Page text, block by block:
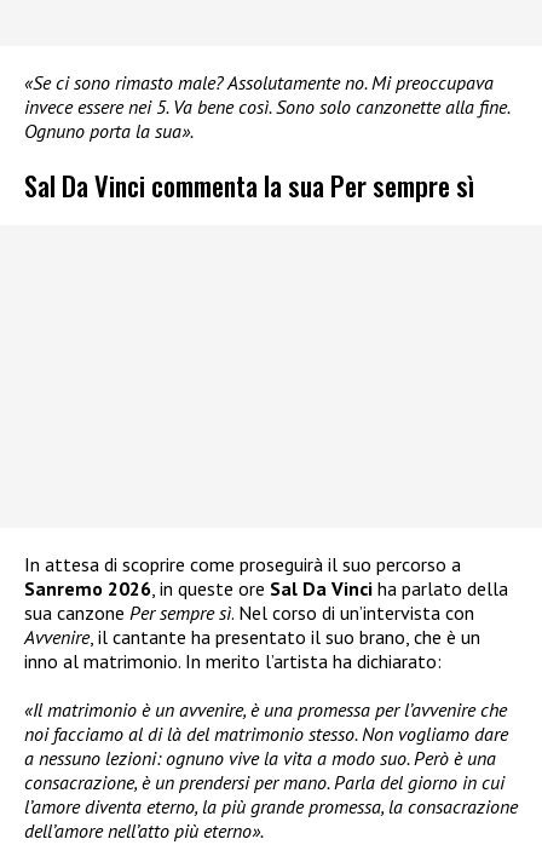
«Se ci sono rimasto male? Assolutamente no. Mi preoccupava
invece essere nei 5. Va bene così. Sono solo canzonette alla fine.
Ognuno porta la sua».
Sal Da Vinci commenta la sua Per sempre sì
In attesa di scoprire come proseguirà il suo percorso a
Sanremo 2026, in queste ore Sal Da Vinci ha parlato della
sua canzone Per sempre sì. Nel corso di un’intervista con
Avvenire, il cantante ha presentato il suo brano, che è un
inno al matrimonio. In merito l’artista ha dichiarato:
«Il matrimonio è un avvenire, è una promessa per l’avvenire che
noi facciamo al di là del matrimonio stesso. Non vogliamo dare
a nessuno lezioni: ognuno vive la vita a modo suo. Però è una
consacrazione, è un prendersi per mano. Parla del giorno in cui
l’amore diventa eterno, la più grande promessa, la consacrazione
dell’amore nell’atto più eterno».